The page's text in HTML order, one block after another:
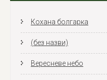
Кохана болгарка
(без назви)
Вересневе небо